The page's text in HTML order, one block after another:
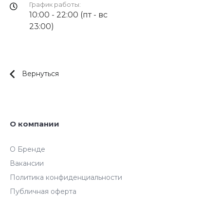
График работы:
10:00 - 22:00 (пт - вс
23:00)
Вернуться
О компании
О Бренде
Вакансии
Политика конфиденциальности
Публичная оферта